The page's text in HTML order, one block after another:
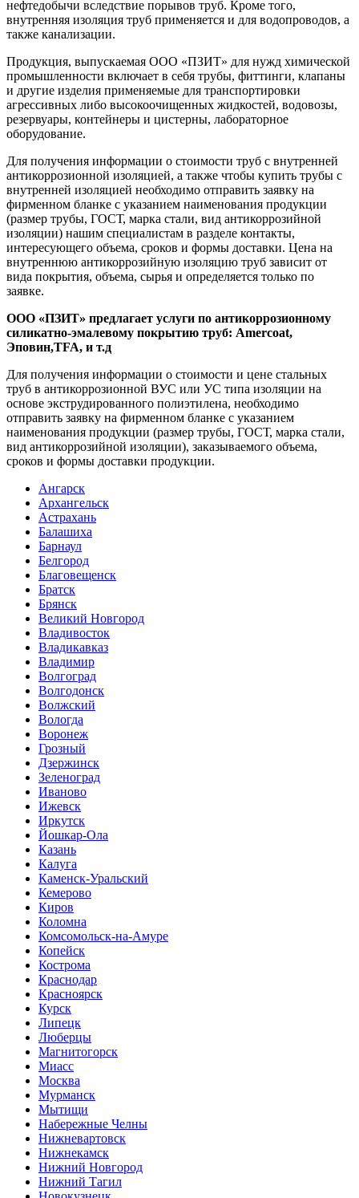
нефтедобычи вследствие порывов труб. Кроме того,
внутренняя изоляция труб применяется и для водопроводов, а
также канализации.
Продукция, выпускаемая ООО «ПЗИТ» для нужд химической
промышленности включает в себя трубы, фиттинги, клапаны
и другие изделия применяемые для транспортировки
агрессивных либо высокоочищенных жидкостей, водовозы,
резервуары, контейнеры и цистерны, лабораторное
оборудование.
Для получения информации о стоимости труб с внутренней
антикоррозионной изоляцией, а также чтобы купить трубы с
внутренней изоляцией необходимо отправить заявку на
фирменном бланке с указанием наименования продукции
(размер трубы, ГОСТ, марка стали, вид антикоррозийной
изоляции) нашим специалистам в разделе контакты,
интересующего объема, сроков и формы доставки. Цена на
внутреннюю антикоррозийную изоляцию труб зависит от
вида покрытия, объема, сырья и определяется только по
заявке.
ООО «ПЗИТ» предлагает услуги по антикоррозионному
силикатно-эмалевому покрытию труб: Amercoat,
Эповин,TFA, и т.д
Для получения информации о стоимости и цене стальных
труб в антикоррозионной ВУС или УС типа изоляции на
основе экструдированного полиэтилена, необходимо
отправить заявку на фирменном бланке c указанием
наименования продукции (размер трубы, ГОСТ, марка стали,
вид антикоррозийной изоляции), заказываемого объема,
сроков и формы доставки продукции.
Ангарск
Архангельск
Астрахань
Балашиха
Барнаул
Белгород
Благовещенск
Братск
Брянск
Великий Новгород
Владивосток
Владикавказ
Владимир
Волгоград
Волгодонск
Волжский
Вологда
Воронеж
Грозный
Дзержинск
Зеленоград
Иваново
Ижевск
Иркутск
Йошкар-Ола
Казань
Калуга
Каменск-Уральский
Кемерово
Киров
Коломна
Комсомольск-на-Амуре
Копейск
Кострома
Краснодар
Красноярск
Курск
Липецк
Люберцы
Магнитогорск
Миасс
Москва
Мурманск
Мытищи
Набережные Челны
Нижневартовск
Нижнекамск
Нижний Новгород
Нижний Тагил